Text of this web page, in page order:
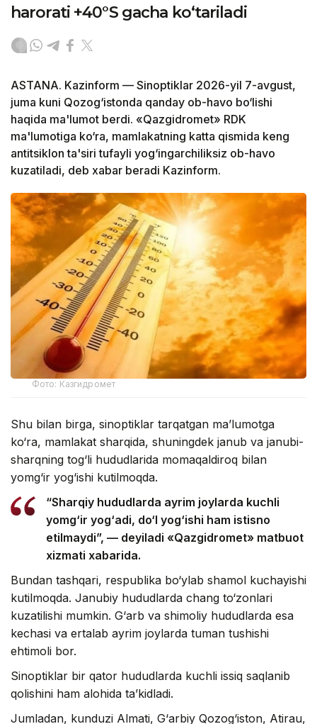
harorati +40°S gacha ko‘tariladi
ASTANA. Kazinform — Sinoptiklar 2026-yil 7-avgust,
juma kuni Qozog‘istonda qanday ob-havo bo‘lishi
haqida ma'lumot berdi. «Qazgidromet» RDK
ma'lumotiga ko‘ra, mamlakatning katta qismida keng
antitsiklon ta'siri tufayli yog‘ingarchiliksiz ob-havo
kuzatiladi, deb xabar beradi Kazinform.
Фото: Казгидромет
Shu bilan birga, sinoptiklar tarqatgan ma’lumotga
ko‘ra, mamlakat sharqida, shuningdek janub va janubi-
sharqning tog‘li hududlarida momaqaldiroq bilan
yomg‘ir yog‘ishi kutilmoqda.
“Sharqiy hududlarda ayrim joylarda kuchli
yomg‘ir yog‘adi, do‘l yog‘ishi ham istisno
etilmaydi”, — deyiladi «Qazgidromet» matbuot
xizmati xabarida.
Bundan tashqari, respublika bo‘ylab shamol kuchayishi
kutilmoqda. Janubiy hududlarda chang to‘zonlari
kuzatilishi mumkin. G‘arb va shimoliy hududlarda esa
kechasi va ertalab ayrim joylarda tuman tushishi
ehtimoli bor.
Sinoptiklar bir qator hududlarda kuchli issiq saqlanib
qolishini ham alohida ta’kidladi.
Jumladan, kunduzi Almati, G‘arbiy Qozog‘iston, Atirau,